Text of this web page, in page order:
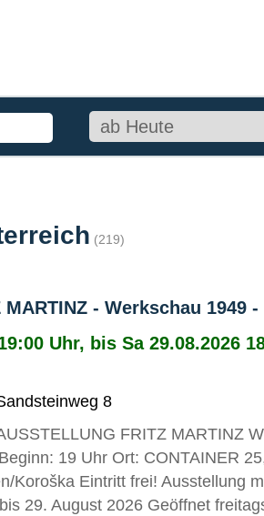
(219)
- Werkschau 1949 -
Uhr, bis Sa 29.08.2026
8
FRITZ MARTINZ
19 Uhr Ort: CONTAINER
Koroška Eintritt frei! Ausstellung
29. August 2026 Geöffnet